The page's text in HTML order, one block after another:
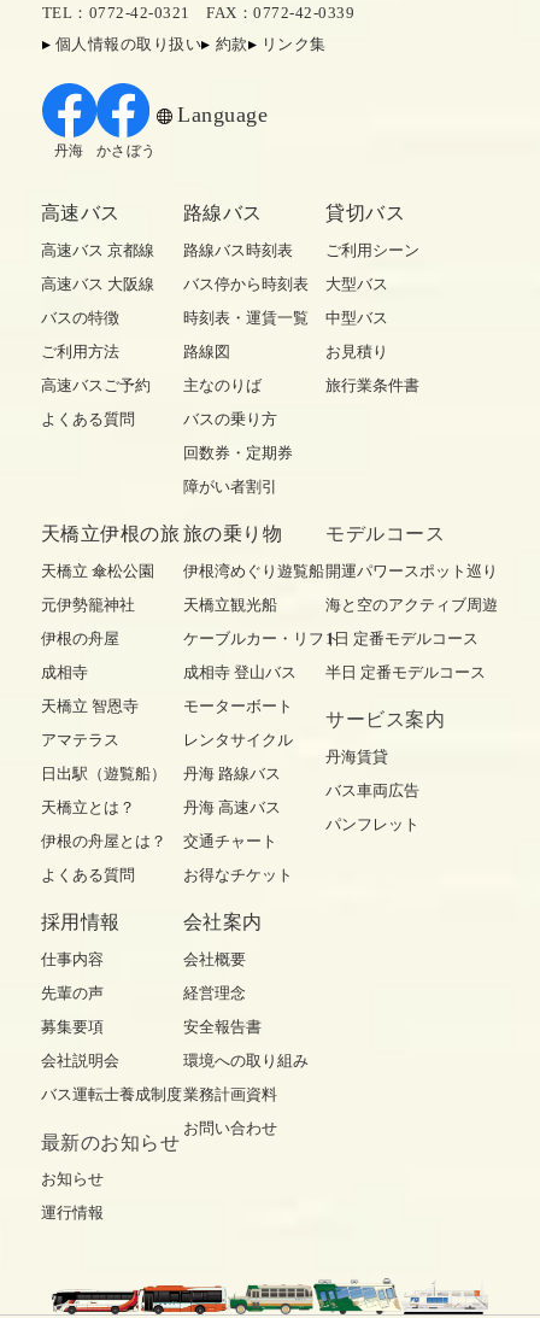
TEL：0772-42-0321
FAX：0772-42-0339
個人情報の取り扱い
約款 リンク集
Language
丹海 かさぼう
高速バス
高速バス 京都線
高速バス 大阪線
バスの特徴
ご利用方法
高速バスご予約
よくある質問
路線バス
路線バス時刻表
バス停から時刻表
時刻表・運賃一覧
路線図
主なのりば
バスの乗り方
回数券・定期券
障がい者割引
貸切バス
ご利用シーン
大型バス
中型バス
お見積り
旅行業条件書
天橋立伊根の旅
天橋立 傘松公園
元伊勢籠神社
伊根の舟屋
成相寺
天橋立 智恩寺
アマテラス
日出駅（遊覧船）
天橋立とは？
伊根の舟屋とは？
よくある質問
旅の乗り物
伊根湾めぐり遊覧船
天橋立観光船
ケーブルカー・リフト
成相寺 登山バス
モーターボート
レンタサイクル
丹海 路線バス
丹海 高速バス
交通チャート
お得なチケット
モデルコース
開運パワースポット巡り
海と空のアクティブ周遊
1日 定番モデルコース
半日 定番モデルコース
サービス案内
丹海賃貸
バス車両広告
パンフレット
採用情報
仕事内容
先輩の声
募集要項
会社説明会
バス運転士養成制度
最新のお知らせ
お知らせ
運行情報
会社案内
会社概要
経営理念
安全報告書
環境への取り組み
業務計画資料
お問い合わせ